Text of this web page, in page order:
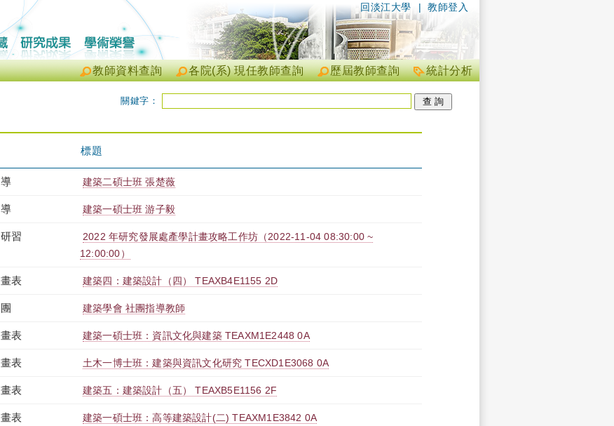
| 教師登入
回淡江大學
統計分析
歷屆教師查詢
各院(系) 現任教師查詢
教師資料查詢
關鍵字：
標題
建築二碩士班 張楚薇
建築一碩士班 游子毅
習
2022 年研究發展處產學計畫攻略工作坊（2022-11-04 08:30:00 ~
12:00:00）
表 建築四：建築設計（四） TEAXB4E1155 2D
建築學會 社團指導教師
表 建築一碩士班：資訊文化與建築 TEAXM1E2448 0A
表 土木一博士班：建築與資訊文化研究 TECXD1E3068 0A
表 建築五：建築設計（五） TEAXB5E1156 2F
表 建築一碩士班：高等建築設計(二) TEAXM1E3842 0A